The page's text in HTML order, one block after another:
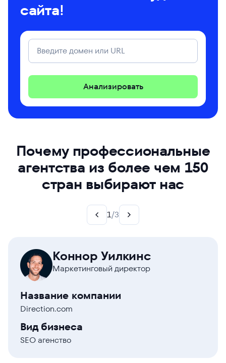
сайта!
Анализировать
Почему профессиональные
агентства из более чем 150
стран выбирают нас
1/3
Коннор Уилкинс
Маркетинговый директор
Название компании
Direction.com
Вид бизнеса
SEO агенство